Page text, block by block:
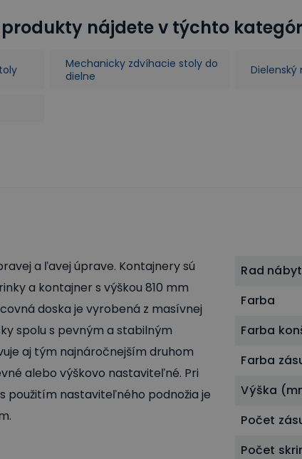
produkty nájdete v týchto
Mechanicky zdvíhacie stoly do
dielne
a ľavej úprave. Kontajnery sú
a kontajner s výškou 810 mm
doska je vyrobená z masívnej
spolu s pevným a stabilným
aj tým najnáročnejším druhom
alebo výškovo nastaviteľné. Pri
použitím nastaviteľného podnožia je
Rad
Farba
Farba
Farba
Výška
Počet
Počet